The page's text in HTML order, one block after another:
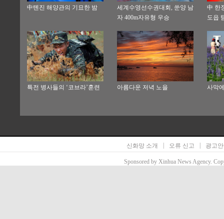
中톈진 해양관의 기묘한 밤
세계수영선수권대회, 쑨양 남
자 400m자유형 우승
中 한
도읍
특전 병사들의 ‘코브라’훈련 아름다운 저녁 노을 사막